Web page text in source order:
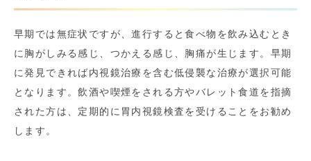
早期では無症状ですが、進行すると食べ物を飲み込むとき
に胸がしみる感じ、つかえる感じ、胸痛が生じます。早期
に発見できれば内視鏡治療を含む低侵襲な治療が選択可能
となります。飲酒や喫煙をされる方やバレット食道を指摘
された方は、定期的に胃内視鏡検査を受けることをお勧め
します。